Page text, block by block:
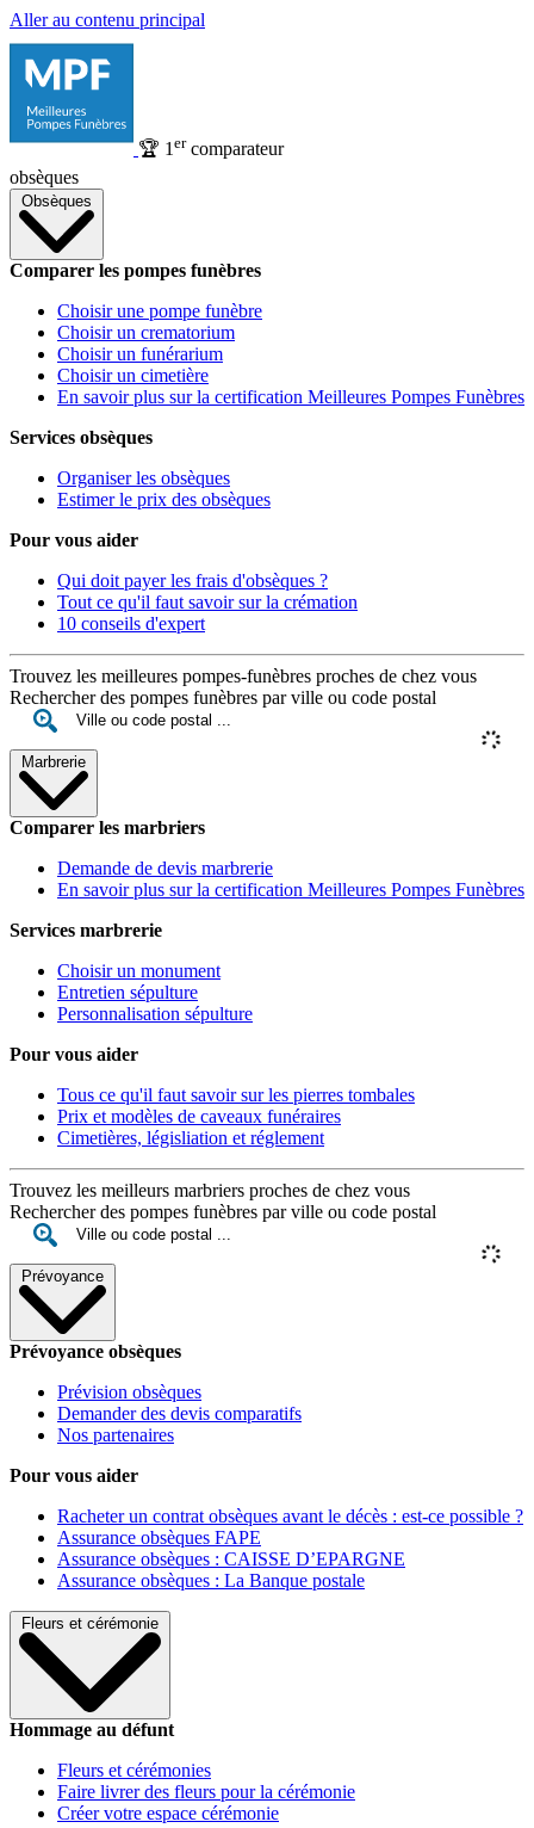
Aller au contenu principal
🏆 1 ercomparateur
obsèques
Obsèques
Comparer les pompes funèbres
Choisir une pompe funèbre
Choisir un crematorium
Choisir un funérarium
Choisir un cimetière
En savoir plus sur la certification Meilleures Pompes Funèbres
Services obsèques
Organiser les obsèques
Estimer le prix des obsèques
Pour vous aider
Qui doit payer les frais d'obsèques ?
Tout ce qu'il faut savoir sur la crémation
10 conseils d'expert
Trouvez les meilleures pompes-funèbres proches de chez vous
Rechercher des pompes funèbres par ville ou code postal
Marbrerie
Comparer les marbriers
Demande de devis marbrerie
En savoir plus sur la certification Meilleures Pompes Funèbres
Services marbrerie
Choisir un monument
Entretien sépulture
Personnalisation sépulture
Pour vous aider
Tous ce qu'il faut savoir sur les pierres tombales
Prix et modèles de caveaux funéraires
Cimetières, législiation et réglement
Trouvez les meilleurs marbriers proches de chez vous
Rechercher des pompes funèbres par ville ou code postal
Prévoyance
Prévoyance obsèques
Prévision obsèques
Demander des devis comparatifs
Nos partenaires
Pour vous aider
Racheter un contrat obsèques avant le décès : est-ce possible ?
Assurance obsèques FAPE
Assurance obsèques : CAISSE D’EPARGNE
Assurance obsèques : La Banque postale
Fleurs et cérémonie
Hommage au défunt
Fleurs et cérémonies
Faire livrer des fleurs pour la cérémonie
Créer votre espace cérémonie